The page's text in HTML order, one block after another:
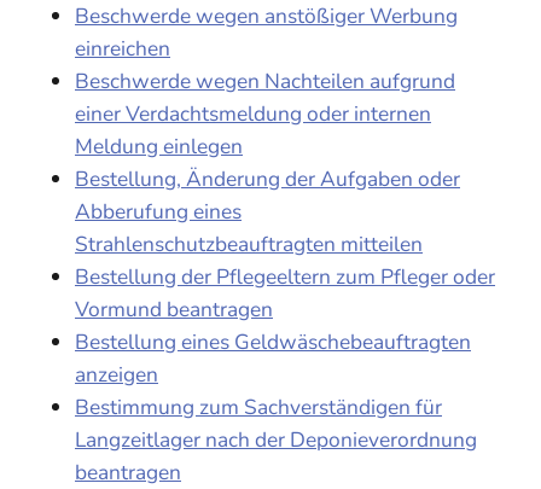
Beschwerde wegen anstößiger Werbung
einreichen
Beschwerde wegen Nachteilen aufgrund
einer Verdachtsmeldung oder internen
Meldung einlegen
Bestellung, Änderung der Aufgaben oder
Abberufung eines
Strahlenschutzbeauftragten mitteilen
Bestellung der Pflegeeltern zum Pfleger oder
Vormund beantragen
Bestellung eines Geldwäschebeauftragten
anzeigen
Bestimmung zum Sachverständigen für
Langzeitlager nach der Deponieverordnung
beantragen